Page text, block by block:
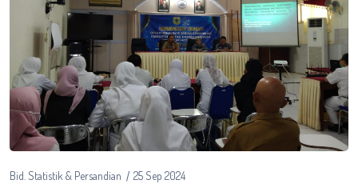
Bid. Statistik & Persandian 25 Sep 2024